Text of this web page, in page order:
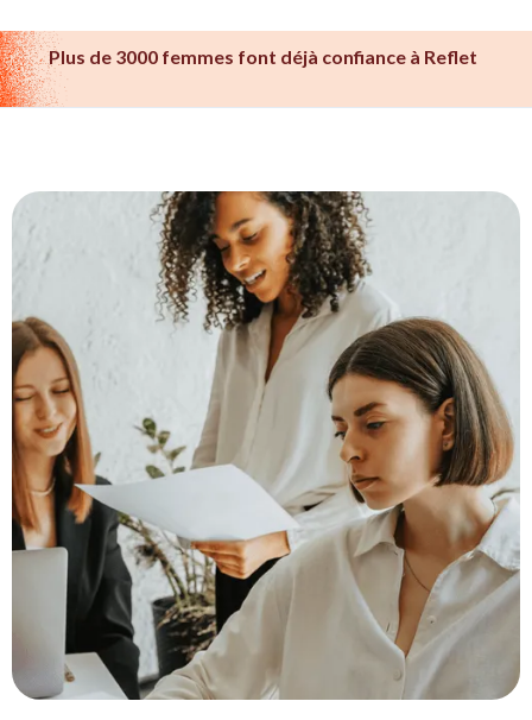
Plus de 3000 femmes font déjà confiance à Reflet